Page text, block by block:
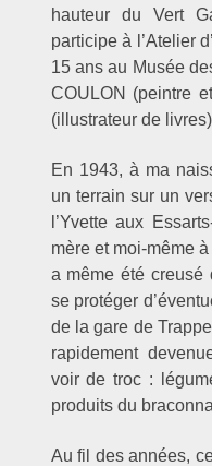
hauteur du Vert
participe à l’Atelier
15 ans au Musée
COULON (peintre
(illustrateur de
En 1943, à ma
un terrain sur un
l’Yvette aux
mère et moi-même
a même été creusé
se protéger
de la gare de
rapidement
voir de troc :
produits du
Au fil des années,